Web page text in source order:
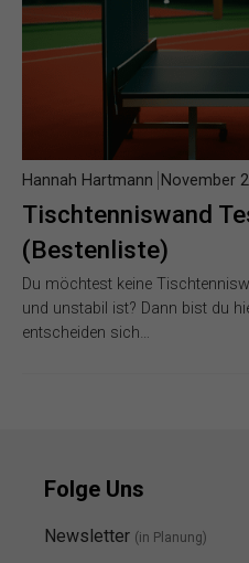
Tischtenniswand
(Bestenliste)
Hannah Hartmann November
Du möchtest keine
und unstabil ist? Dann bist du
entscheiden sich…
Folge Uns
Newsletter (in Planung)